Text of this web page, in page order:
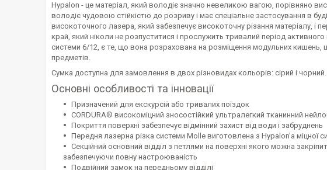
Hypalon - це матеріал, який володіє значно невеликою вагою, порівняно
володіє чудовою стійкістю до розриву і має спеціальне застосування в
високоточного лазера, який забезпечує високоточну різання матеріалу, і
край, який ніколи не розпуститися і прослужить тривалий період
системи 6/12, є те, що вона розрахована на розміщення модульних
предметів.
Сумка доступна для замовлення в двох різновидах кольорів: сірий і чорний.
Основні особливості та інновації
Призначений для екскурсій або тривалих поїздок
CORDURA® високоміцний зносостійкий ультралегкий тканинний
Покриття поверхні забезпечує відмінний захист від води і забруднень
Передня лазерна різка системи Molle виготовлена з Hypalon'a міцної
Секційний основний відділ з петлями на поверхні якого можна
забезпечуючи повну настроюваність
Подвійний замок на передньому відділі